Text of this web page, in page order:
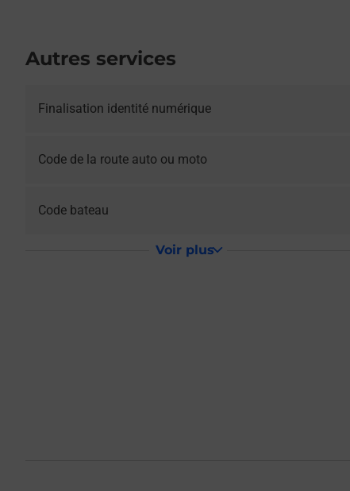
Autres services
Finalisation identité numérique
Code de la route auto ou moto
Code bateau
Voir plus